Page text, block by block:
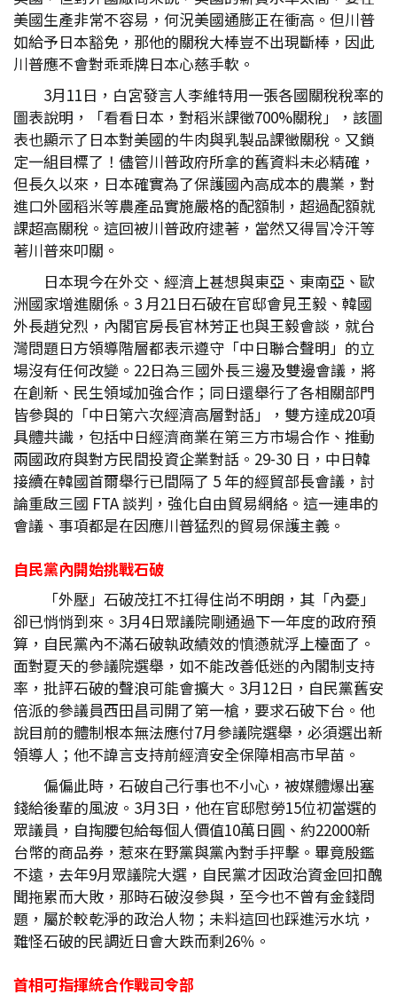
美國生產非常不容易，何況美國通膨正在衝高。但川普
如給予日本豁免，那他的關稅大棒豈不出現斷棒，因此
川普應不會對乖乖牌日本心慈手軟。
3月11日，白宮發言人李維特用一張各國關稅稅率的
圖表說明，「看看日本，對稻米課徵700%關稅」，該圖
表也顯示了日本對美國的牛肉與乳製品課徵關稅。又鎖
定一組目標了！儘管川普政府所拿的舊資料未必精確，
但長久以來，日本確實為了保護國內高成本的農業，對
進口外國稻米等農產品實施嚴格的配額制，超過配額就
課超高關稅。這回被川普政府逮著，當然又得冒冷汗等
著川普來叩關。
日本現今在外交、經濟上甚想與東亞、東南亞、歐
洲國家增進關係。3 月21日石破在官邸會見王毅、韓國
外長趙兌烈，內閣官房長官林芳正也與王毅會談，就台
灣問題日方領導階層都表示遵守「中日聯合聲明」的立
場沒有任何改變。22日為三國外長三邊及雙邊會議，將
在創新、民生領域加強合作；同日還舉行了各相關部門
皆參與的「中日第六次經濟高層對話」，雙方達成20項
具體共識，包括中日經濟商業在第三方市場合作、推動
兩國政府與對方民間投資企業對話。29-30 日，中日韓
接續在韓國首爾舉行已間隔了 5 年的經貿部長會議，討
論重啟三國 FTA 談判，強化自由貿易網絡。這一連串的
會議、事項都是在因應川普猛烈的貿易保護主義。
自民黨內開始挑戰石破
「外壓」石破茂扛不扛得住尚不明朗，其「內憂」
卻已悄悄到來。3月4日眾議院剛通過下一年度的政府預
算，自民黨內不滿石破執政績效的憤懣就浮上檯面了。
面對夏天的參議院選舉，如不能改善低迷的內閣制支持
率，批評石破的聲浪可能會擴大。3月12日，自民黨舊安
倍派的參議員西田昌司開了第一槍，要求石破下台。他
說目前的體制根本無法應付7月參議院選舉，必須選出新
領導人；他不諱言支持前經濟安全保障相高市早苗。
偏偏此時，石破自己行事也不小心，被媒體爆出塞
錢給後輩的風波。3月3日，他在官邸慰勞15位初當選的
眾議員，自掏腰包給每個人價值10萬日圓、約22000新
台幣的商品券，惹來在野黨與黨內對手抨擊。畢竟殷鑑
不遠，去年9月眾議院大選，自民黨才因政治資金回扣醜
聞拖累而大敗，那時石破沒參與，至今也不曾有金錢問
題，屬於較乾淨的政治人物；未料這回也踩進污水坑，
難怪石破的民調近日會大跌而剩26％。
首相可指揮統合作戰司令部